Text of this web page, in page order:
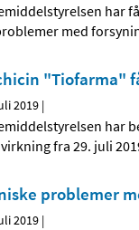
har
med
"Tiofarma"
2019 |
har
fra 29. juli
problemer
2019 |